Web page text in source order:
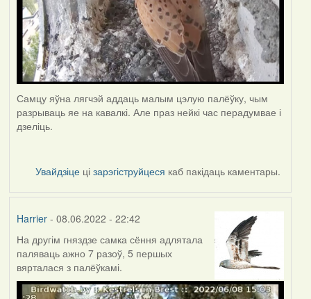
Самцу яўна лягчэй аддаць малым цэлую палёўку, чым
разрываць яе на кавалкі. Але праз нейкі час перадумвае і
дзеліць.
Увайдзіце цізарэгіструйцеся каб пакідаць каментары.
Harrier- 08.06.2022 - 22:42
На другім гняздзе самка сёння адлятала
паляваць ажно 7 разоў, 5 першых
вярталася з палёўкамі.